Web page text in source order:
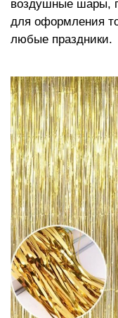
воздушные шары,
для оформления
любые праздники.